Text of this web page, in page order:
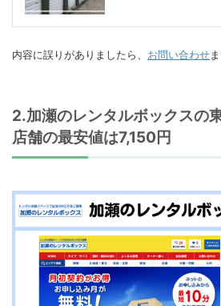
内容に誤りがありましたら、 お問い合わせ
2.加瀬のレンタルボックスの
店舗の最安値は7,150円